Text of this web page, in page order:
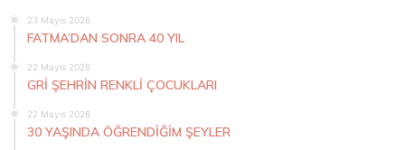
23 Mayıs 2026
FATMA’DAN SONRA 40 YIL
22 Mayıs 2026
GRİ ŞEHRİN RENKLİ ÇOCUKLARI
22 Mayıs 2026
30 YAŞINDA ÖĞRENDİĞİM ŞEYLER